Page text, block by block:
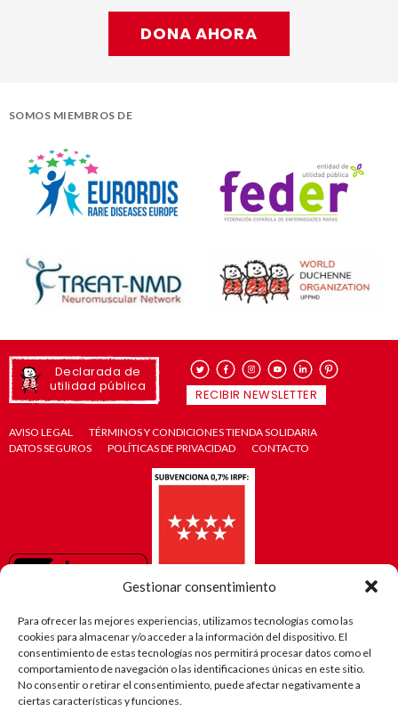
Gestionar consentimiento
Para ofrecer las mejores experiencias, utilizamos tecnologías como las
cookies para almacenar y/o acceder a la información del dispositivo. El
consentimiento de estas tecnologías nos permitirá procesar datos como el
comportamiento de navegación o las identificaciones únicas en este sitio.
No consentir o retirar el consentimiento, puede afectar negativamente a
ciertas características y funciones.
DONA AHORA
SOMOS MIEMBROS DE
Declarada de
utilidad pública
RECIBIR NEWSLETTER
AVISO LEGAL
TÉRMINOS Y CONDICIONES TIENDA SOLIDARIA
DATOS SEGUROS
POLÍTICAS DE PRIVACIDAD CONTACTO